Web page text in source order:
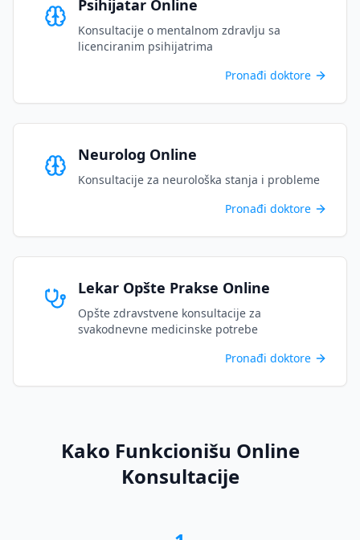
Psihijatar Online
Konsultacije o mentalnom zdravlju sa
licenciranim psihijatrima
Pronađi doktore
Neurolog Online
Konsultacije za neurološka stanja i probleme
Pronađi doktore
Lekar Opšte Prakse Online
Opšte zdravstvene konsultacije za
svakodnevne medicinske potrebe
Pronađi doktore
Kako Funkcionišu Online
Konsultacije